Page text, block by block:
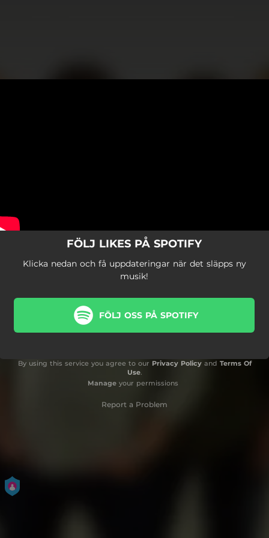
FÖLJ LIKES PÅ SPOTIFY
Klicka nedan och få uppdateringar när det släpps ny
musik!
FÖLJ OSS PÅ SPOTIFY
By using this service you agree to our Privacy Policyand Terms Of
Use.
Manageyour permissions
Report a Problem